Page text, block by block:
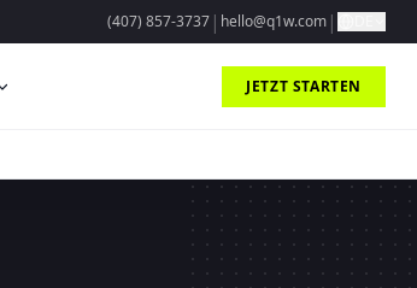
(407) 857-3737 | hello@q1w.com |
JETZT STARTEN